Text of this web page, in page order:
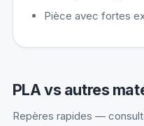
Pièce avec fortes
PLA vs autres
Repères rapides —